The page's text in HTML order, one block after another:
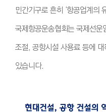
민간기구로 흔히 ‘항공업계의
국제항공운송협회는 국제선
조절, 공항시설 사용료 등에
있습니다.